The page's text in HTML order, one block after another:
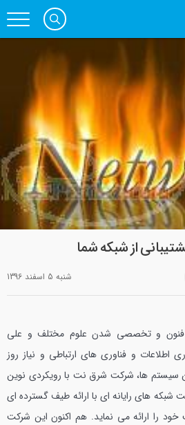
از شبکه شما
شنبه 5 اسفند 1396
فنون و تخصصی شدن علوم مختلف و علی
اطلاعات و فناوری های ارتباطی و نیاز روز
سیستم ها، شرکت شرق نت با رویکردی نوین
شبکه های رایانه ای با ارائه طیف گسترده ای
را ارائه می نماید. هم اکنون این شرکت